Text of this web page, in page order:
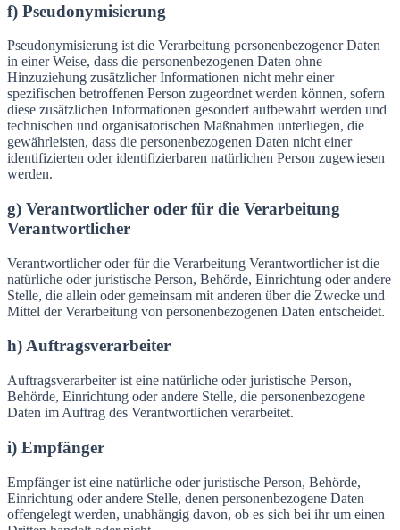
f) Pseudonymisierung
Pseudonymisierung ist die Verarbeitung personenbezogener Daten
in einer Weise, dass die personenbezogenen Daten ohne
Hinzuziehung zusätzlicher Informationen nicht mehr einer
spezifischen betroffenen Person zugeordnet werden können, sofern
diese zusätzlichen Informationen gesondert aufbewahrt werden und
technischen und organisatorischen Maßnahmen unterliegen, die
gewährleisten, dass die personenbezogenen Daten nicht einer
identifizierten oder identifizierbaren natürlichen Person zugewiesen
werden.
g) Verantwortlicher oder für die Verarbeitung
Verantwortlicher
Verantwortlicher oder für die Verarbeitung Verantwortlicher ist die
natürliche oder juristische Person, Behörde, Einrichtung oder andere
Stelle, die allein oder gemeinsam mit anderen über die Zwecke und
Mittel der Verarbeitung von personenbezogenen Daten entscheidet.
h) Auftragsverarbeiter
Auftragsverarbeiter ist eine natürliche oder juristische Person,
Behörde, Einrichtung oder andere Stelle, die personenbezogene
Daten im Auftrag des Verantwortlichen verarbeitet.
i) Empfänger
Empfänger ist eine natürliche oder juristische Person, Behörde,
Einrichtung oder andere Stelle, denen personenbezogene Daten
offengelegt werden, unabhängig davon, ob es sich bei ihr um einen